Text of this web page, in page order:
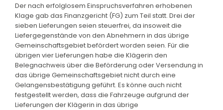
Der nach erfolglosem Einspruchsverfahren erhobenen
Klage gab das Finanzgericht (FG) zum Teil statt. Drei der
sieben Lieferungen seien steuerfrei, da insoweit die
Liefergegenstände von den Abnehmern in das übrige
Gemeinschaftsgebiet befördert worden seien. Für die
übrigen vier Lieferungen habe die Klägerin den
Belegnachweis über die Beförderung oder Versendung in
das übrige Gemeinschaftsgebiet nicht durch eine
Gelangensbestätigung geführt. Es könne auch nicht
festgestellt werden, dass die Fahrzeuge aufgrund der
Lieferungen der Klägerin in das übrige